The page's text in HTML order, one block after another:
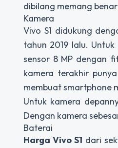
dibilang memang
Kamera
Vivo S1 didukung
tahun 2019 lalu.
sensor 8 MP dengan
kamera terakhir
membuat smartphone
Untuk kamera
Dengan kamera
Baterai
Harga Vivo S1 dari